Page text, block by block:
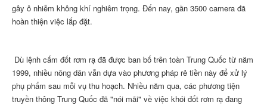
gây ô nhiễm không khí nghiêm trọng. Đến nay, gần 3500 camera đã
hoàn thiện việc lắp đặt.
Dù lệnh cấm đốt rơm rạ đã được ban bố trên toàn Trung Quốc từ năm
1999, nhiều nông dân vẫn dựa vào phương pháp rẻ tiền này để xử lý
phụ phẩm sau mỗi vụ thu hoạch. Nhiều năm qua, các phương tiện
truyền thông Trung Quốc đã "nói mãi" về việc khói đốt rơm rạ đang